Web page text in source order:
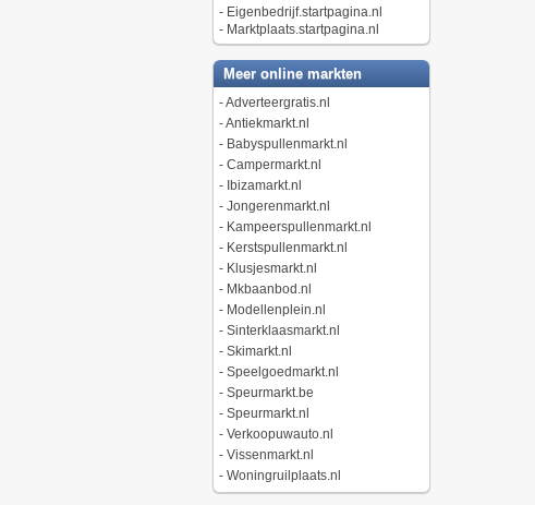
- Eigenbedrijf.startpagina.nl
- Marktplaats.startpagina.nl
Meer online markten
-Adverteergratis.nl
-Antiekmarkt.nl
- Babyspullenmarkt.nl
- Campermarkt.nl
- Ibizamarkt.nl
- Jongerenmarkt.nl
- Kampeerspullenmarkt.nl
- Kerstspullenmarkt.nl
- Klusjesmarkt.nl
- Mkbaanbod.nl
- Modellenplein.nl
- Sinterklaasmarkt.nl
- Skimarkt.nl
- Speelgoedmarkt.nl
- Speurmarkt.be
- Speurmarkt.nl
- Verkoopuwauto.nl
- Vissenmarkt.nl
- Woningruilplaats.nl